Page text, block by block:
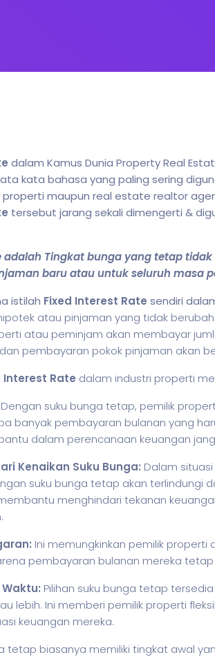
dalam Kamus Dunia Property Real
kata bahasa yang paling sering
maupun real estate realtor
tersebut jarang sekali dimengerti &
adalah Tingkat bunga yang tetap
baru atau untuk seluruh masa
istilah Fixed Interest Rate sendiri
atau pinjaman yang tidak
atau peminjam akan membayar
pembayaran pokok pinjaman akan
Interest Rate dalam industri properti
Dengan suku bunga tetap, pemilik
banyak pembayaran bulanan yang
dalam perencanaan keuangan
Kenaikan Suku Bunga: Dalam
suku bunga tetap akan terlindungi
menghindari tekanan
Ini memungkinkan pemilik
pembayaran bulanan mereka
Pilihan suku bunga tetap
lebih. Ini memberi pemilik properti
keuangan mereka.
tetap biasanya memiliki tingkat awal